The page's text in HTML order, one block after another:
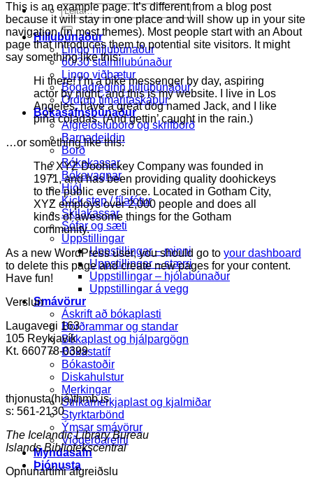
Search
for:
Hillubúnaður
Lingo hillubúnaður
60/30 stálhillubúnaður
Lingo viðbætur
Bogadreginn hillubúnaður
Ordrup tímaritaskápur
Bókasafnsbúnaður
Afgreiðsluborð og skrifborð
Barnadeildin
Borð
Bókakassar
Bókavagnar
Hjól
Kick step / fílafótur
Skilakassar
Sófar og sæti
Uppstillingar
Uppstillingar – minni
Uppstillingar – stærri
Uppstillingar – hjólabúnaður
Uppstillingar á vegg
Smávörur
Áskrift að bókaplasti
Borðrammar og standar
Bókaplast og hjálpargögn
Bókastatíf
Bókastoðir
Diskahulstur
Merkingar
Strikamerkjaplast og kjalmiðar
Styrktarbönd
Ýmsar smávörur
Viðgerðarefni
Myndasafn
Þjónusta
This is an example page. It’s different from a blog post
because it will stay in one place and will show up in your site
navigation (in most themes). Most people start with an About
page that introduces them to potential site visitors. It might
say something like this:
Hi there! I’m a bike messenger by day, aspiring
actor by night, and this is my website. I live in Los
Angeles, have a great dog named Jack, and I like
piña coladas. (And gettin’ caught in the rain.)
…or something like this:
The XYZ Doohickey Company was founded in
1971, and has been providing quality doohickeys
to the public ever since. Located in Gotham City,
XYZ employs over 2,000 people and does all
kinds of awesome things for the Gotham
community.
As a new WordPress user, you should go to your dashboard
to delete this page and create new pages for your content.
Have fun!
Verslun
Laugavegi 163
105 Reykjavík
Kt. 660778-0399
thjonusta(hjá)thmb.is
s: 561-2130
The Icelandic Library Bureau
Islands Bibliotekscentral
Opnunartími afgreiðslu